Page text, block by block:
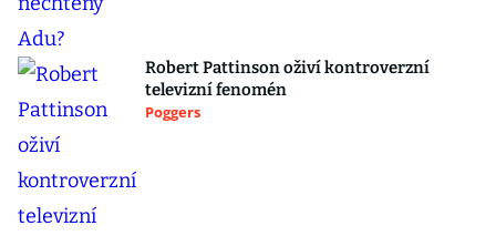
Robert Pattinson oživí kontroverzní
televizní fenomén
Poggers